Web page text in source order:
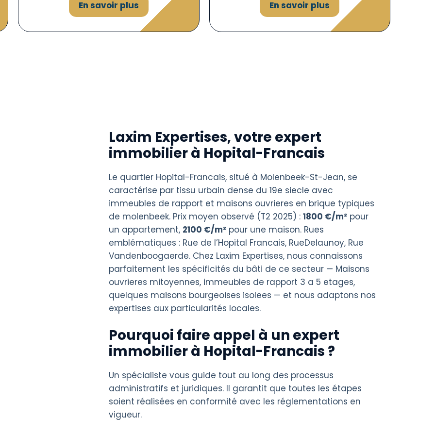
En savoir plus En savoir plus
Laxim Expertises, votre expert
immobilier à Hopital-Francais
Le quartier Hopital-Francais, situé à Molenbeek-St-Jean, se
caractérise par tissu urbain dense du 19e siecle avec
immeubles de rapport et maisons ouvrieres en brique typiques
de molenbeek. Prix moyen observé (T2 2025) : 1800 €/m² pour
un appartement, 2100 €/m² pour une maison. Rues
emblématiques : Rue de l’Hopital Francais, RueDelaunoy, Rue
Vandenboogaerde. Chez Laxim Expertises, nous connaissons
parfaitement les spécificités du bâti de ce secteur — Maisons
ouvrieres mitoyennes, immeubles de rapport 3 a 5 etages,
quelques maisons bourgeoises isolees — et nous adaptons nos
expertises aux particularités locales.
Pourquoi faire appel à un expert
immobilier à Hopital-Francais ?
Un spécialiste vous guide tout au long des processus
administratifs et juridiques. Il garantit que toutes les étapes
soient réalisées en conformité avec les réglementations en
vigueur.